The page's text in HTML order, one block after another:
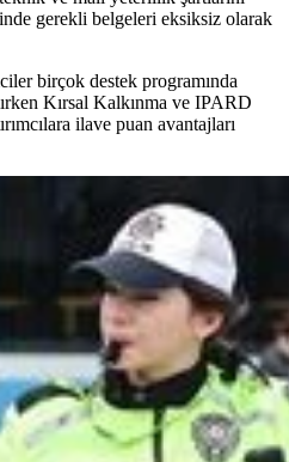
gerekli belgeleri eksiksiz olarak
birçok destek programında
Kırsal Kalkınma ve IPARD
ilave puan avantajları